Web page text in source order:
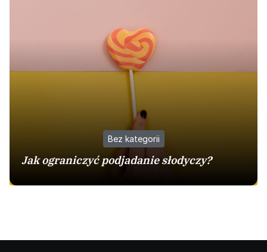
Bez kategorii
Jak ograniczyć podjadanie słodyczy?